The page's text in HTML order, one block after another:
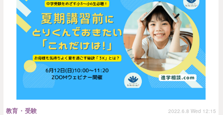
教育・受験 2022.6.8 Wed 12:15